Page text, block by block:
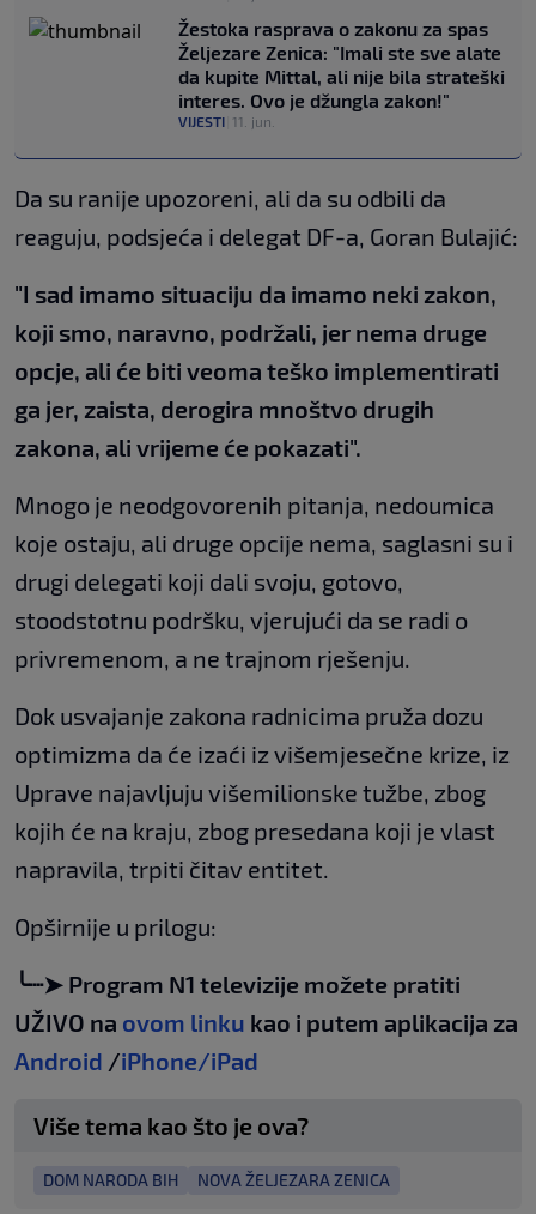
Žestoka rasprava o zakonu za spas
Željezare Zenica: "Imali ste sve alate
da kupite Mittal, ali nije bila strateški
interes. Ovo je džungla zakon!"
VIJESTI 11. jun.
Da su ranije upozoreni, ali da su odbili da
reaguju, podsjeća i delegat DF-a, Goran Bulajić:
"I sad imamo situaciju da imamo neki zakon,
koji smo, naravno, podržali, jer nema druge
opcje, ali će biti veoma teško implementirati
ga jer, zaista, derogira mnoštvo drugih
zakona, ali vrijeme će pokazati".
Mnogo je neodgovorenih pitanja, nedoumica
koje ostaju, ali druge opcije nema, saglasni su i
drugi delegati koji dali svoju, gotovo,
stoodstotnu podršku, vjerujući da se radi o
privremenom, a ne trajnom rješenju.
Dok usvajanje zakona radnicima pruža dozu
optimizma da će izaći iz višemjesečne krize, iz
Uprave najavljuju višemilionske tužbe, zbog
kojih će na kraju, zbog presedana koji je vlast
napravila, trpiti čitav entitet.
Opširnije u prilogu:
╰┈➤ Program N1 televizije možete pratiti
UŽIVO na ovom linku kao i putem aplikacija za
Android /iPhone/iPad
Više tema kao što je ova?
DOM NARODA BIH NOVA ŽELJEZARA ZENICA